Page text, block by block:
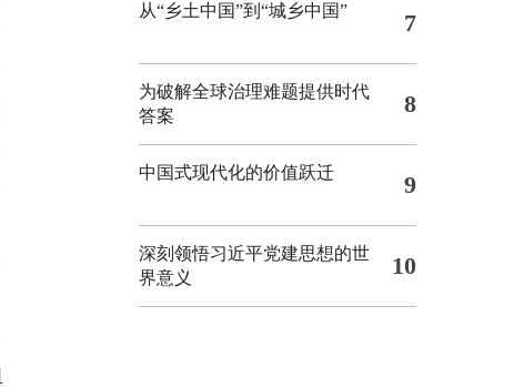
从“乡土中国”到“城乡中国” 7
为破解全球治理难题提供时代
答案
8
中国式现代化的价值跃迁 9
深刻领悟习近平党建思想的世
界意义
10